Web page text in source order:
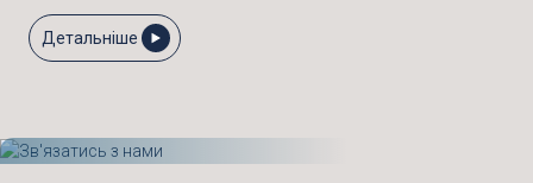
Детальніше